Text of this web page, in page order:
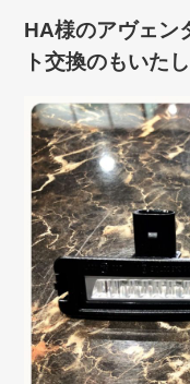
HA様のアヴェン
ト交換のもいた